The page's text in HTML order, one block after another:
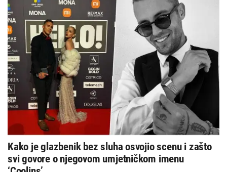
Kako je glazbenik bez sluha osvojio scenu i zašto
svi govore o njegovom umjetničkom imenu